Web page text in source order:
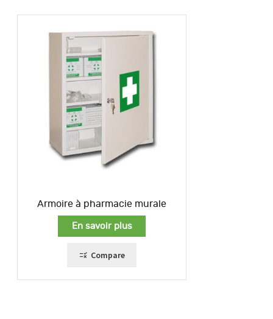
Armoire à pharmacie murale
En savoir plus
Compare